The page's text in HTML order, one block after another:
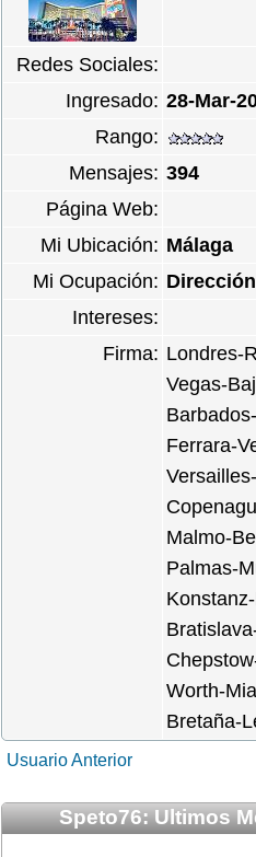
Redes Sociales:
Ingresado: 28-Mar-
Rango:
Mensajes: 394
Página Web:
Mi Ubicación: Málaga
Mi Ocupación:
Intereses:
Firma: Londres-
Vegas-
Ferrara-
Malmo-
Palmas-
Worth-
Bretaña-
Usuario Anterior
Speto76: Ultimos